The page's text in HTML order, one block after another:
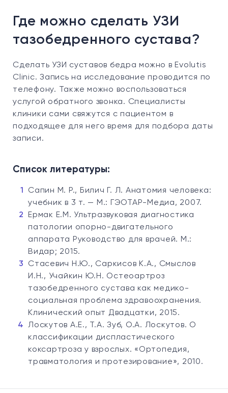
Где можно сделать УЗИ
тазобедренного сустава?
Сделать УЗИ суставов бедра можно в Evolutis
Clinic. Запись на исследование проводится по
телефону. Также можно воспользоваться
услугой обратного звонка. Специалисты
клиники сами свяжутся с пациентом в
подходящее для него время для подбора даты
записи.
Список литературы:
Сапин М. Р., Билич Г. Л. Анатомия человека:
учебник в 3 т. — М.: ГЭОТАР-Медиа, 2007.
Ермак Е.М. Ультразвуковая диагностика
патологии опорно-двигательного
аппарата Руководство для врачей. М.:
Видар; 2015.
Стасевич Н.Ю., Саркисов К.А., Смыслов
И.Н., Учайкин Ю.Н. Остеоартроз
тазобедренного сустава как медико-
социальная проблема здравоохранения.
Клинический опыт Двадцатки, 2015.
Лоскутов А.Е., Т.А. Зуб, О.А. Лоскутов. О
классификации диспластического
коксартроза у взрослых. «Ортопедия,
травматология и протезирование», 2010.